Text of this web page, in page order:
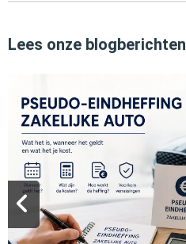
Lees onze blogberichten